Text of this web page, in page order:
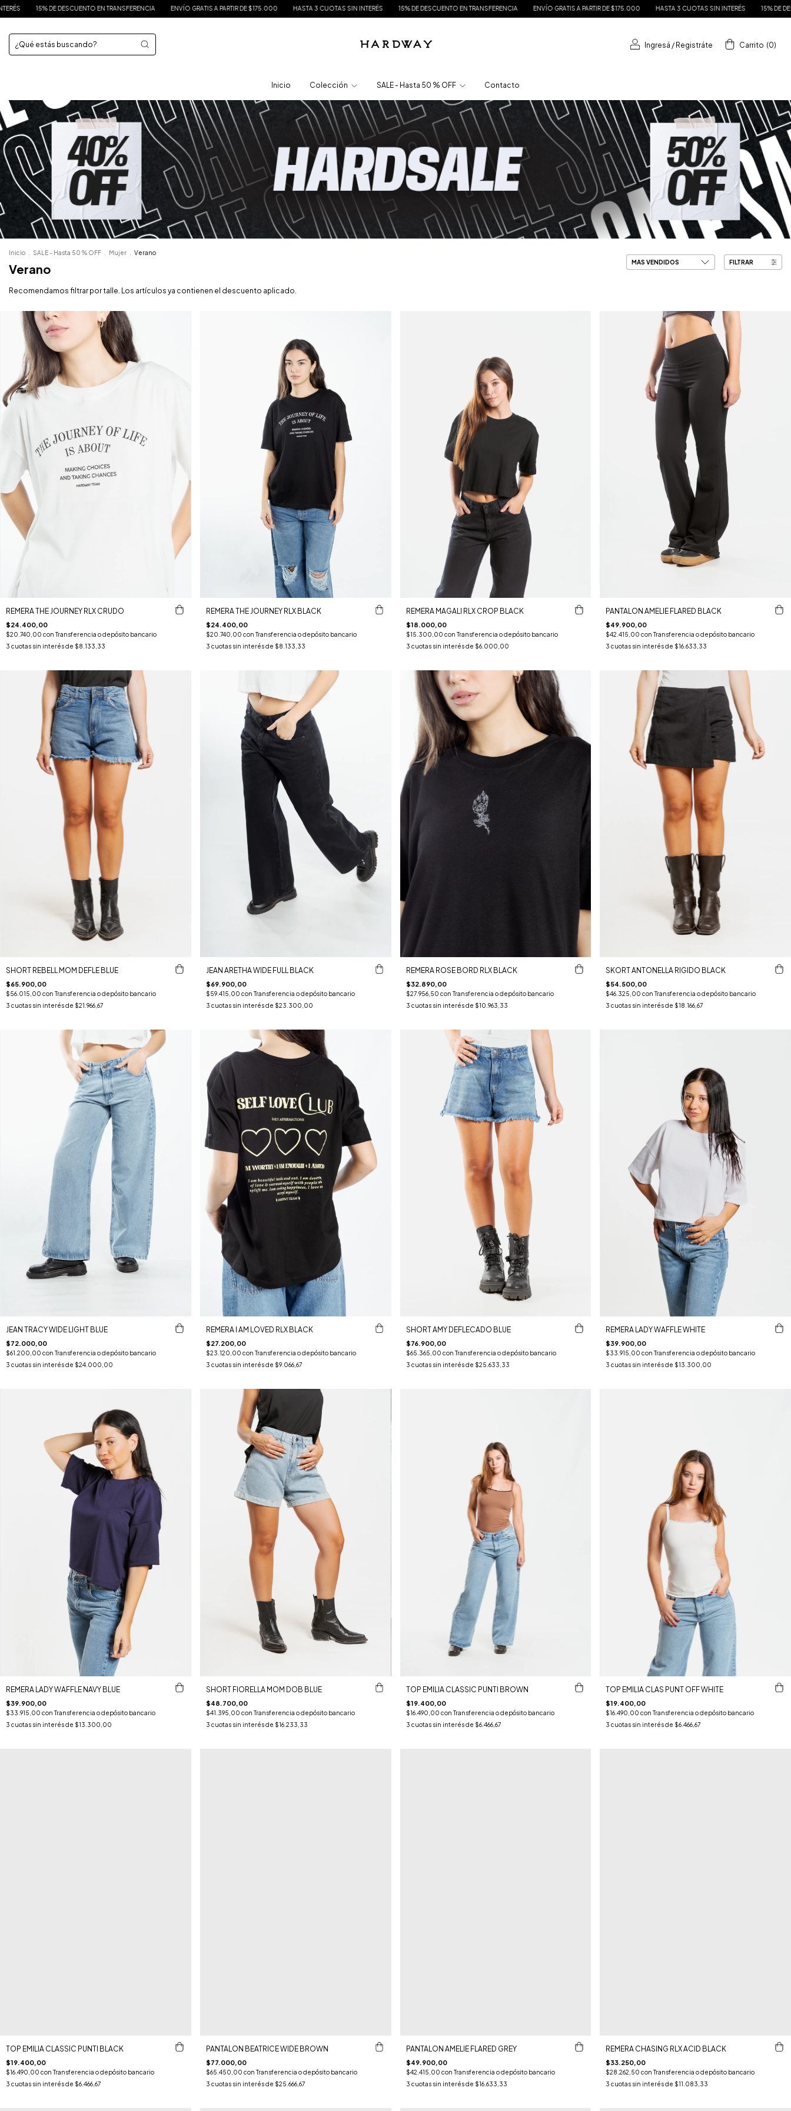
ENVÍO GRATIS A PARTIR DE $175.000 HASTA 3 CUOTAS SIN INTERÉS 15% DE DESCUENTO EN TRANSFERENCIA ENVÍO GRATIS A PARTIR DE $175.000 HASTA 3 CUOTAS SIN INTERÉS 15% DE DESCUENTO EN TRANSFERENCIA
Ingresá / Registráte Carrito (0)
Inicio Colección SALE - Hasta 50 % OFF Contacto
Inicio SALE - Hasta 50 % OFF Mujer Verano
Verano FILTRAR
Recomendamos filtrar por talle. Los artículos ya contienen el descuento aplicado.
REMERA THE JOURNEY RLX CRUDO
$24.400,00
$20.740,00 con Transferencia o depósito bancario
3 cuotas sin interés de $8.133,33
REMERA THE JOURNEY RLX BLACK
$24.400,00
$20.740,00 con Transferencia o depósito bancario
3 cuotas sin interés de $8.133,33
REMERA MAGALI RLX CROP BLACK
$18.000,00
$15.300,00 con Transferencia o depósito bancario
3 cuotas sin interés de $6.000,00
PANTALON AMELIE FLARED BLACK
$49.900,00
$42.415,00con Transferencia o depósito bancario
3 cuotas sin interés de $16.633,33
SHORT REBELL MOM DEFLE BLUE
$65.900,00
$56.015,00 con Transferencia o depósito bancario
3 cuotas sin interés de $21.966,67
JEAN ARETHA WIDE FULL BLACK
$69.900,00
$59.415,00 con Transferencia o depósito bancario
3 cuotas sin interés de $23.300,00
REMERA ROSE BORD RLX BLACK
$32.890,00
$27.956,50 con Transferencia o depósito bancario
3 cuotas sin interés de $10.963,33
SKORT ANTONELLA RIGIDO BLACK
$54.500,00
$46.325,00con Transferencia o depósito bancario
3 cuotas sin interés de $18.166,67
JEAN TRACY WIDE LIGHT BLUE
$72.000,00
$61.200,00 con Transferencia o depósito bancario
3 cuotas sin interés de $24.000,00
REMERA I AM LOVED RLX BLACK
$27.200,00
$23.120,00 con Transferencia o depósito bancario
3 cuotas sin interés de $9.066,67
SHORT AMY DEFLECADO BLUE
$76.900,00
$65.365,00 con Transferencia o depósito bancario
3 cuotas sin interés de $25.633,33
REMERA LADY WAFFLE WHITE
$39.900,00
$33.915,00con Transferencia o depósito bancario
3 cuotas sin interés de $13.300,00
REMERA LADY WAFFLE NAVY BLUE
$39.900,00
$33.915,00 con Transferencia o depósito bancario
3 cuotas sin interés de $13.300,00
SHORT FIORELLA MOM DOB BLUE
$48.700,00
$41.395,00 con Transferencia o depósito bancario
3 cuotas sin interés de $16.233,33
TOP EMILIA CLASSIC PUNTI BROWN
$19.400,00
$16.490,00 con Transferencia o depósito bancario
3 cuotas sin interés de $6.466,67
TOP EMILIA CLAS PUNT OFF WHITE
$19.400,00
$16.490,00con Transferencia o depósito bancario
3 cuotas sin interés de $6.466,67
TOP EMILIA CLASSIC PUNTI BLACK
$19.400,00
$16.490,00 con Transferencia o depósito bancario
3 cuotas sin interés de $6.466,67
PANTALON BEATRICE WIDE BROWN
$77.000,00
$65.450,00 con Transferencia o depósito bancario
3 cuotas sin interés de $25.666,67
PANTALON AMELIE FLARED GREY
$49.900,00
$42.415,00 con Transferencia o depósito bancario
3 cuotas sin interés de $16.633,33
REMERA CHASING RLX ACID BLACK
$33.250,00
$28.262,50con Transferencia o depósito bancario
3 cuotas sin interés de $11.083,33